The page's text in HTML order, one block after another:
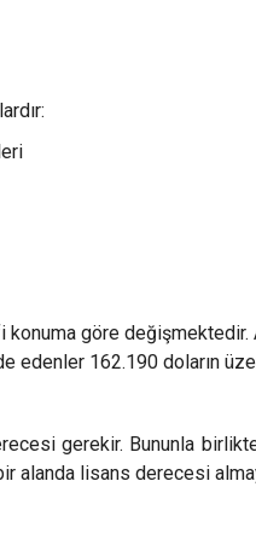
göre
edenler 162.190 doların
gerekir. Bununla
alanda lisans derecesi